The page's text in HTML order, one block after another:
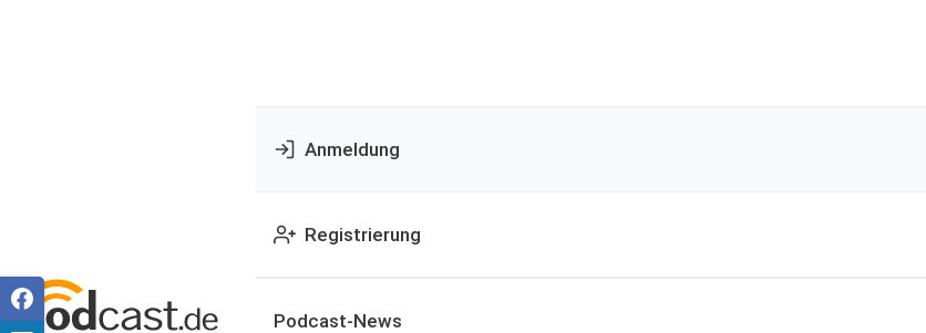
Anmeldung
Registrierung
Podcast-News